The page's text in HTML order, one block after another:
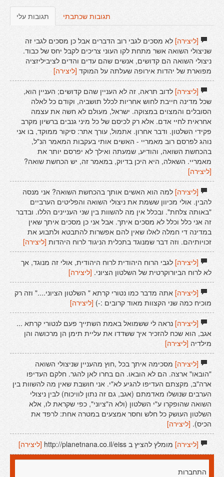
תגובות עלי תגובות שכתבתי
[ליצירה]לא מסכים לגבי רוב הדברים אבל כן מסכים לגבי זה
שניצולי השואה אשר מתחת לקו העוני צריכים לקבל יחס של כבוד.
ניצולי השואה הם קדושים, אנשים שהם עדים והדים לציביליזציה
מפוארת של יהדות אירופה שעלתה על המוקד [ליצירה]
[ליצירה]לדוב תראה, זה לא העניין שהם קדושים; העניין הוא,
שכל מדינה חייבת לחוש אחריות לכלל תושביה, וקודם כל לאלה
הסובלים והמצוים במצוקה. ישראל, מעולם לא חשה את עצמה
אחראית לחיי אדם. אלא רק לכיסם של כל מיני גנבים ברשיון מקרב
פקידי השלטון. ודבר אחרון. אתמול, עורך אתר: סיקור ממוקד, בו אני
נוהג לפרסם רוב מאמריי - האשים אותי בעקבות המאמר הנ"ל,
בהכחשת השואה, והודיע, שמעתה ואילך לא יפרסם יותר את
מאמריי. השאלה, היא היכן בדיוק, במאמר זה, יש הכחשת שואה?
[ליצירה]
[ליצירה]למה הוא האשים אותך בהכחשת השואה? אני מנסה
להבין. אולי מכיוון ששמת את ניצולי השואה והפליטים הערביים
"באותה צלחת". ובכלל אין מה להשוות בין שני העניינים הללו. ובדבר
זה אני כלל וכלל לא מסכים איתך. אבל אני כן מסכים איתך שאין
במדינה די חמלה לאלו שאין להם אפשרות להתבטא ולתבוע את
זכויותיהם. וזה דבר שמנוגד בתכלית הניגוד לרוח היהדות [ליצירה]
[ליצירה]לגבי הרוח היהודית לרוח היהודית, אולי זה מנוגד, אך
לא לרוח הביורוקרטית של השלטון הציוני. [ליצירה]
[ליצירה]אתה מדבר כמו נטורי קרתא " השלטון הציוני...." וזה רק
מוכיח כמה שני הקצוות מאוד קרובים :-) [ליצירה]
[ליצירה]נראה לי ששמואל באמת השתייך פעם לנטורי קרתא ...
אגב, הוא שכח להזכיר איך ששדדו את עליית תימן הן מרכושה והן
מילדיה [ליצירה]
[ליצירה]מסכימה איתך בכל ,חוץ מהעניין שניצולי השואה
"הובאו" ארצה. הם לא הובאו. הם בחרו לאן להגר. חלקם העדיפו
ארה"ב, מקצתם העדיפו להגיע לא"י. אני חושבת שאין מה להשוות בין
הערבים שנושלו מאדמתם (אגב, גם זה נתון לוויכוח) לבין ניצולי
השואה שהופקרו ע"י השלטון (ולא ה"ציוני", כפי שקראת לו, אלא
השלטון העושק כל חלש וחסר אמצעים במטרה אחת: לרפד את
הכיס).[ליצירה]
[ליצירה]מומלץ להציץ ב http://planetnana.co.il/eiss [ליצירה]
התחברות